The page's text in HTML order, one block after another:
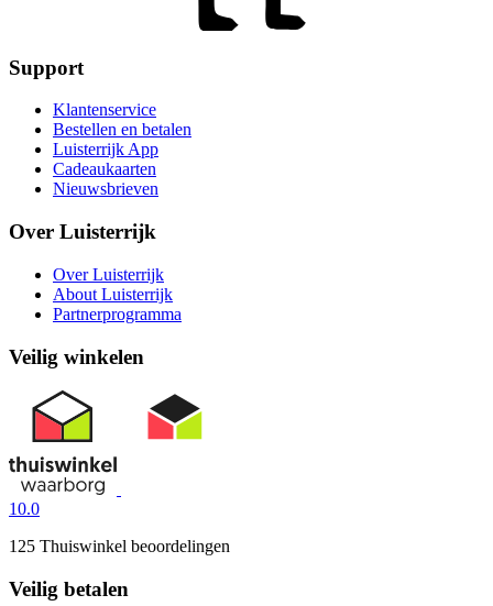
Support
Klantenservice
Bestellen en betalen
Luisterrijk App
Cadeaukaarten
Nieuwsbrieven
Over Luisterrijk
Over Luisterrijk
About Luisterrijk
Partnerprogramma
Veilig winkelen
10.0
125 Thuiswinkel beoordelingen
Veilig betalen